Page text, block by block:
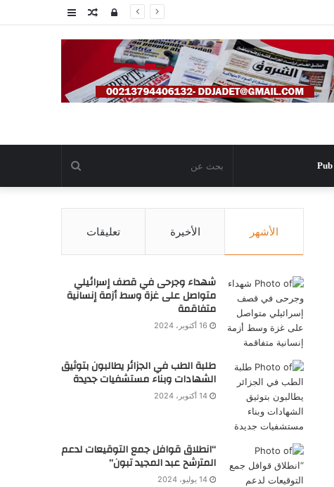
عمودمقالتسجيل
بحث
عن
الأشهر الأخيرة تعليقات
شهداء وجرحى في قصف إسرائيلي
متواصل على غزة وسط أزمة إنسانية
متفاقمة
16 أكتوبر، 2024
طلبة الطب في الجزائر يطالبون بتوثيق
الشهادات وبناء مستشفيات جديدة
14 أكتوبر، 2024
“انطلاق قوافل جمع التوقيعات لدعم
المترشح عبد المجيد تبون”
14 يوليو، 2024